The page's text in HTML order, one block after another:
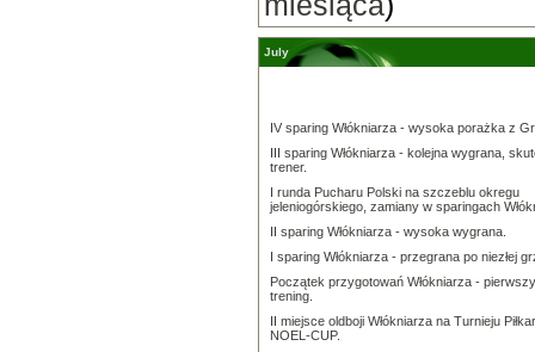
July
IV sparing Włókniarza - wysoka porażka z
III sparing Włókniarza - kolejna wygrana,
trener.
I runda Pucharu Polski na szczeblu okregu
jeleniogórskiego, zamiany w sparingach
II sparing Włókniarza - wysoka wygrana.
I sparing Włókniarza - przegrana po niezłej
Początek przygotowań Włókniarza - pierwszy
trening.
II miejsce oldboji Włókniarza na Turnieju
NOEL-CUP.